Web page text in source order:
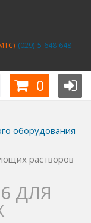
(029) 5-648-648
0
оборудования
растворов
ДЛЯ